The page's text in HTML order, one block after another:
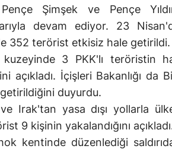
Şimşek ve Pençe
devam ediyor. 23
352 terörist etkisiz hale getirildi.
kuzeyinde 3 PKK'lı teröristin
açıkladı. İçişleri Bakanlığı da
duyurdu.
Irak'tan yasa dışı yollarla
9 kişinin yakalandığını
kentinde düzenlediği